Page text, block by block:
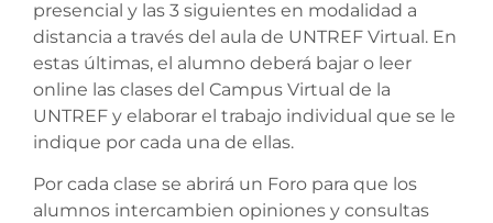
presencial y las 3 siguientes en modalidad a
distancia a través del aula de UNTREF Virtual. En
estas últimas, el alumno deberá bajar o leer
online las clases del Campus Virtual de la
UNTREF y elaborar el trabajo individual que se le
indique por cada una de ellas.
Por cada clase se abrirá un Foro para que los
alumnos intercambien opiniones y consultas